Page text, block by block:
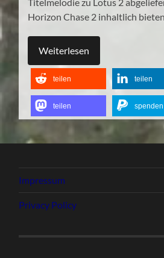
Horizon Chase 2 inhaltlich
Weiterlesen
teilen teilen
teilen spenden
Impressum
Privacy Policy